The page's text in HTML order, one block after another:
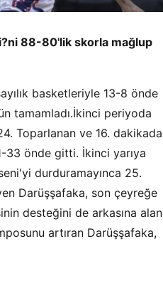
88-80'lik skorla mağlup
basketleriyle 13-8 önde
tamamladı.İkinci periyoda
Toparlanan ve 16. dakikada
33 önde gitti. İkinci yarıya
durduramayınca 25.
Darüşşafaka, son çeyreğe
desteğini de arkasına alan
artıran Darüşşafaka,